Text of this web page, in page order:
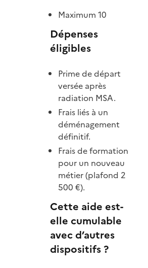
Maximum 10
Dépenses
éligibles
Prime de départ
versée après
radiation MSA.
Frais liés à un
déménagement
définitif.
Frais de formation
pour un nouveau
métier (plafond 2
500 €).
Cette aide est-
elle cumulable
avec d’autres
dispositifs ?